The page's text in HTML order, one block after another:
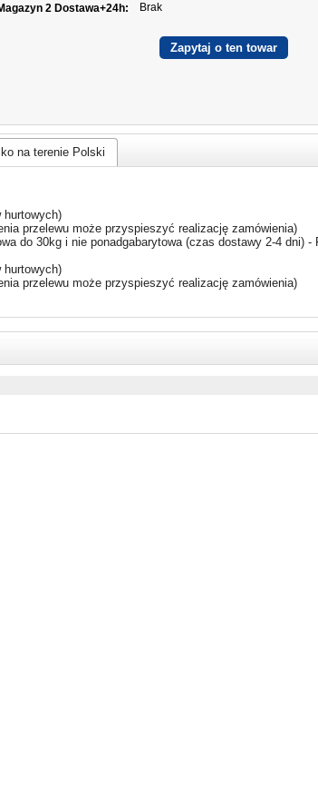
2 Dostawa+24h:
Brak
na terenie Polski
hurtowych)
przelewu może przyspieszyć realizację zamówienia)
do 30kg i nie ponadgabarytowa (czas dostawy 2-4 dni) -
hurtowych)
przelewu może przyspieszyć realizację zamówienia)